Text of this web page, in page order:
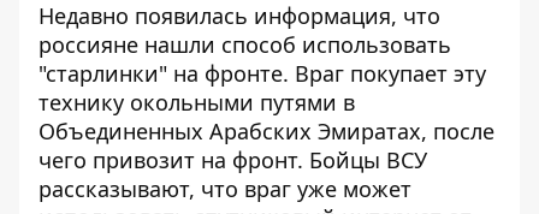
Недавно появилась информация, что
россияне нашли способ использовать
"старлинки" на фронте. Враг покупает эту
технику окольными путями в
Объединенных Арабских Эмиратах, после
чего привозит на фронт. Бойцы ВСУ
рассказывают, что враг уже может